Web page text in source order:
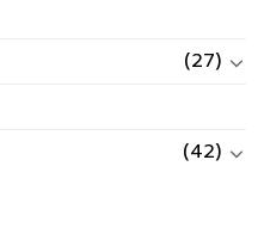
(27)
(42)